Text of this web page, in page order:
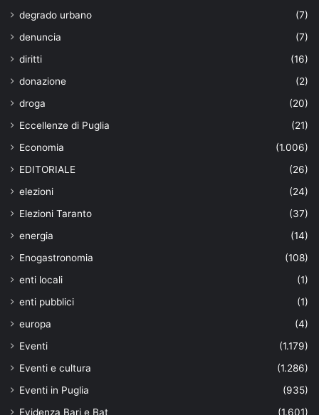
degrado urbano
(7)
denuncia
(7)
diritti
(16)
donazione
(2)
droga
(20)
Eccellenze di Puglia
(21)
Economia
(1.006)
EDITORIALE
(26)
elezioni
(24)
Elezioni Taranto
(37)
energia
(14)
Enogastronomia
(108)
enti locali
(1)
enti pubblici
(1)
europa
(4)
Eventi
(1.179)
Eventi e cultura
(1.286)
Eventi in Puglia
(935)
Evidenza Bari e Bat
(1.601)